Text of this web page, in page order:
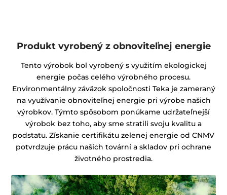
Produkt vyrobený z obnoviteľnej energie
Tento výrobok bol vyrobený s využitím ekologickej
energie počas celého výrobného procesu.
Environmentálny záväzok spoločnosti Teka je zameraný
na využívanie obnoviteľnej energie pri výrobe našich
výrobkov. Týmto spôsobom ponúkame udržateľnejší
výrobok bez toho, aby sme stratili svoju kvalitu a
podstatu. Získanie certifikátu zelenej energie od CNMV
potvrdzuje prácu našich tovární a skladov pri ochrane
životného prostredia.